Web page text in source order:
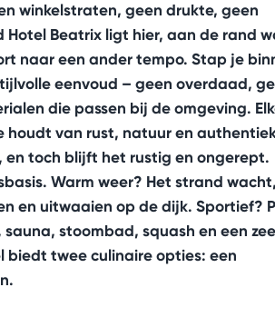
winkelstraten, geen drukte, geen
Beatrix ligt hier, aan de rand
naar een ander tempo. Stap je
eenvoud – geen overdaad,
die passen bij de omgeving.
houdt van rust, natuur en
en toch blijft het rustig en ongerept.
Warm weer? Het strand
en uitwaaien op de dijk. Sportief?
stoombad, squash en een
biedt twee culinaire opties: een